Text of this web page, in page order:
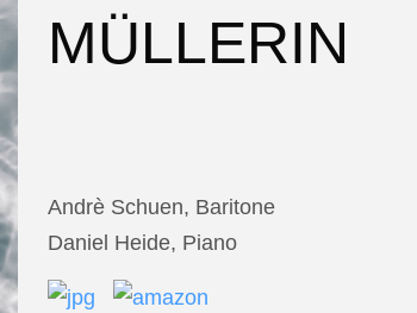
MÜLLERIN
Andrè Schuen, Baritone
Daniel Heide, Piano